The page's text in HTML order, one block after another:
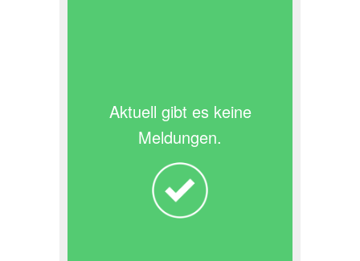
Aktuell gibt es keine
Meldungen.